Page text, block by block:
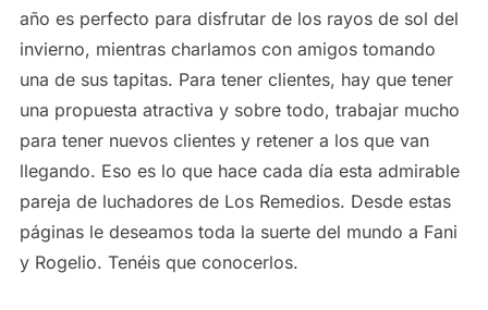
año es perfecto para disfrutar de los rayos de sol del
invierno, mientras charlamos con amigos tomando
una de sus tapitas. Para tener clientes, hay que tener
una propuesta atractiva y sobre todo, trabajar mucho
para tener nuevos clientes y retener a los que van
llegando. Eso es lo que hace cada día esta admirable
pareja de luchadores de Los Remedios. Desde estas
páginas le deseamos toda la suerte del mundo a Fani
y Rogelio. Tenéis que conocerlos.